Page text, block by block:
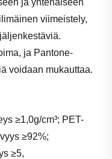
viimeistely,
ja Pantone-
voidaan mukauttaa.
≥1,0g/cm³; PET-
≥92%;
≥5,